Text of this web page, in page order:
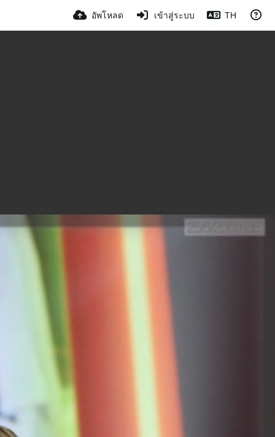
อัพโหลด เข้าสู่ระบบ TH